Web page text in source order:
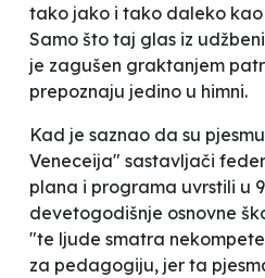
tako jako i tako daleko kao
Samo što taj glas iz
je zagušen graktanjem
prepoznaju jedino u himni.
Kad je saznao da su
Veneceija" sastavljači
plana i programa uvrstili u
devetogodišnje osnovne
"te ljude smatra
za pedagogiju, jer ta